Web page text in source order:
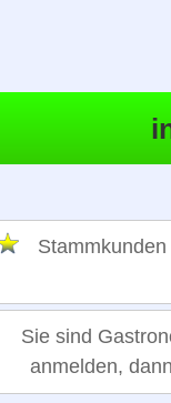
Sie sind
anmelden,